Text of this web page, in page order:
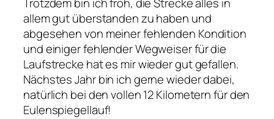
Trotzdem bin ich froh, die Strecke alles in
allem gut überstanden zu haben und
abgesehen von meiner fehlenden Kondition
und einiger fehlender Wegweiser für die
Laufstrecke hat es mir wieder gut gefallen.
Nächstes Jahr bin ich gerne wieder dabei,
natürlich bei den vollen 12 Kilometern für den
Eulenspiegellauf!